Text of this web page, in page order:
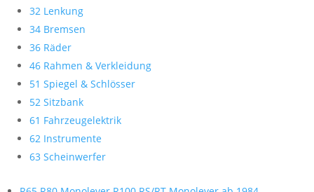
32 Lenkung
34 Bremsen
36 Räder
46 Rahmen & Verkleidung
51 Spiegel & Schlösser
52 Sitzbank
61 Fahrzeugelektrik
62 Instrumente
63 Scheinwerfer